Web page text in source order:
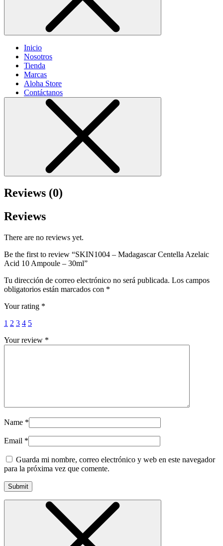
Inicio
Nosotros
Tienda
Marcas
Aloha Store
Contáctanos
Reviews (0)
Reviews
There are no reviews yet.
Be the first to review “SKIN1004 – Madagascar Centella Azelaic
Acid 10 Ampoule – 30ml”
Tu dirección de correo electrónico no será publicada. Los campos
obligatorios están marcados con *
Your rating *
1 2 3 4 5
Your review *
Name *
Email *
Guarda mi nombre, correo electrónico y web en este navegador
para la próxima vez que comente.